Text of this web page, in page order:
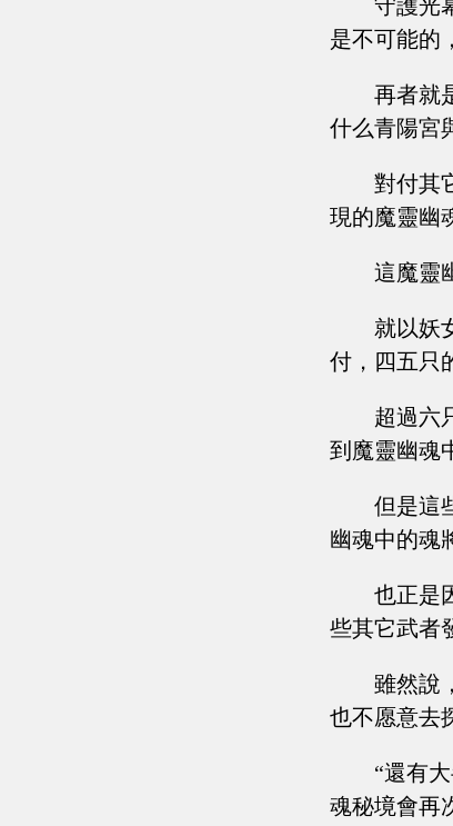
守護光
是不可能的
再者就
什么青陽宮
對付其
現的魔靈幽
這魔靈
就以妖
付，四五只
超過六
到魔靈幽魂
但是這
幽魂中的魂
也正是
些其它武者
雖然說
也不愿意去
“還有
魂秘境會再